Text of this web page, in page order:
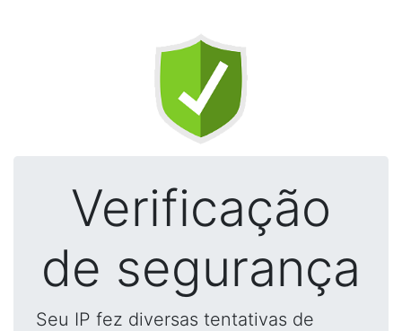
Verificação
de segurança
Seu IP fez diversas tentativas de